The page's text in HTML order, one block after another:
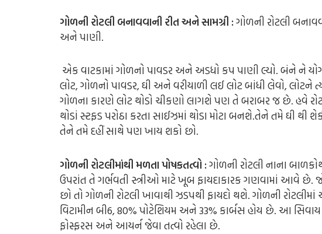
ગોળની રોટલી બનાવવાની રીત અને સામગ્રી :ગોળની રોટલી
અને પાણી.
એક વાટકામાં ગોળનો પાવડર અને અડધો કપ પાણી લ્યો. બંને ને
લોટ, ગોળનો પાવડર, ઘી અને વરીયાળી લઈ લોટ બાંધી લેવો, લોટને
ગોળના કારણે લોટ થોડો ચીકણો લાગશે પણ તે બરાબર જ છે. હવે
થોડાં સ્ટફડ પરોઠા કરતા સાઈઝમાં થોડા મોટા બનશે.તેને તમે ઘી થી
તેને તમે દહીં સાથે પણ ખાય શકો છો.
ગોળની રોટલીમાંથી મળતા પોષકતત્વો :ગોળની રોટલી નાના
ઉપરાંત તે ગર્ભવતી સ્ત્રીઓ માટે ખૂબ ફાયદાકારક ગણવામાં આવે છે.
છો તો ગોળની રોટલી ખાવાથી ઝડપથી ફાયદો થશે. ગોળની
વિટામીન બી6, 80% પોટેશિયમ અને 33% કાર્બસ હોય છે. આ સિવાય
ફોસ્ફરસ અને આયર્ન જેવા તત્વો રહેલા છે.